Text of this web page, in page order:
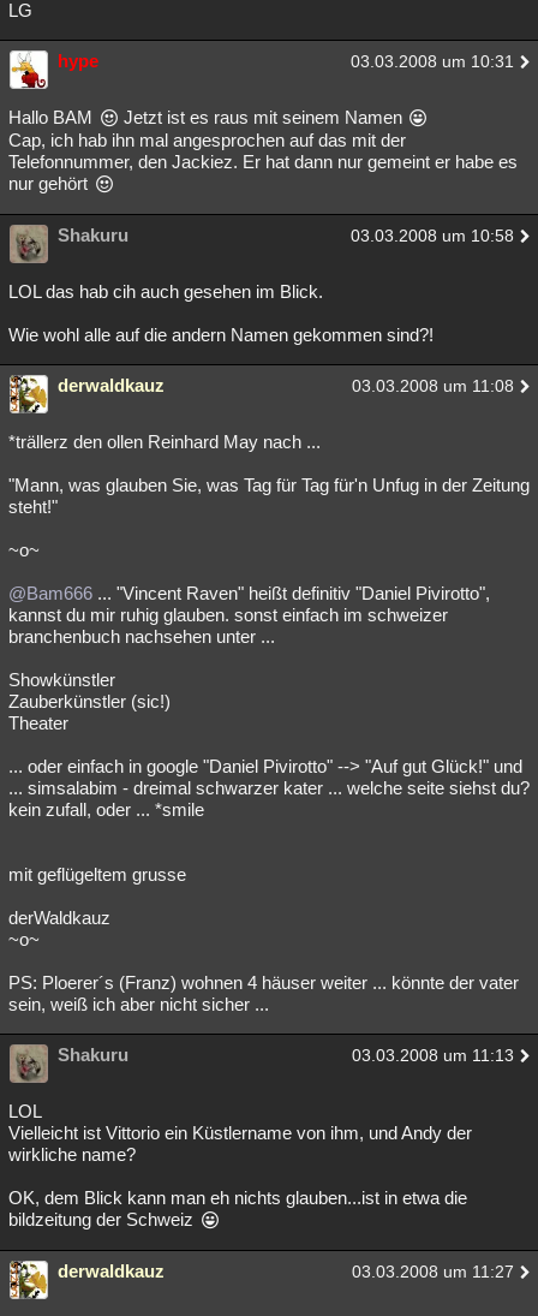
LG
hype 03.03.2008 um 10:31
Hallo BAM
Jetzt ist es raus mit seinem Namen
Cap, ich hab ihn mal angesprochen auf das mit der
Telefonnummer, den Jackiez. Er hat dann nur gemeint er habe es
nur gehört
Shakuru 03.03.2008 um 10:58
LOL das hab cih auch gesehen im Blick.
Wie wohl alle auf die andern Namen gekommen sind?!
derwaldkauz 03.03.2008 um 11:08
*trällerz den ollen Reinhard May nach ...
"Mann, was glauben Sie, was Tag für Tag für'n Unfug in der Zeitung
steht!"
~o~
@Bam666 ... "Vincent Raven" heißt definitiv "Daniel Pivirotto",
kannst du mir ruhig glauben. sonst einfach im schweizer
branchenbuch nachsehen unter ...
Showkünstler
Zauberkünstler (sic!)
Theater
... oder einfach in google "Daniel Pivirotto" --> "Auf gut Glück!" und
... simsalabim - dreimal schwarzer kater ... welche seite siehst du?
kein zufall, oder ... *smile
mit geflügeltem grusse
derWaldkauz
~o~
PS: Ploerer´s (Franz) wohnen 4 häuser weiter ... könnte der vater
sein, weiß ich aber nicht sicher ...
Shakuru 03.03.2008 um 11:13
LOL
Vielleicht ist Vittorio ein Küstlername von ihm, und Andy der
wirkliche name?
OK, dem Blick kann man eh nichts glauben...ist in etwa die
bildzeitung der Schweiz
derwaldkauz 03.03.2008 um 11:27